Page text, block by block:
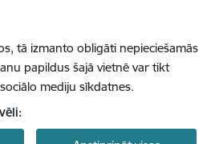
tā izmanto obligāti nepieciešamās
papildus šajā vietnē var tikt
mediju sīkdatnes.